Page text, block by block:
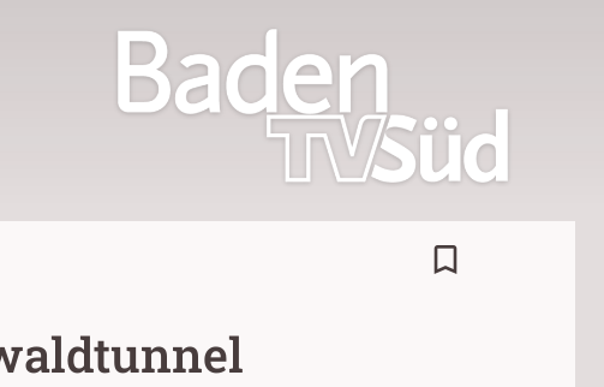
bookmark_border